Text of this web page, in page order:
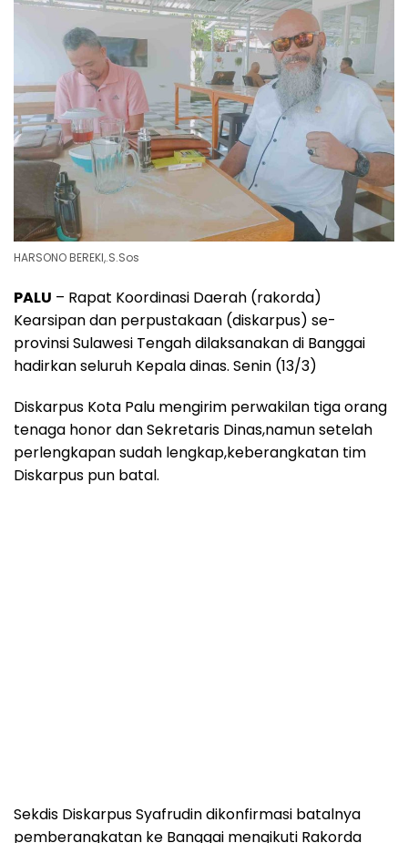
HARSONO BEREKI,.S.Sos
PALU – Rapat Koordinasi Daerah (rakorda)
Kearsipan dan perpustakaan (diskarpus) se-
provinsi Sulawesi Tengah dilaksanakan di Banggai
hadirkan seluruh Kepala dinas. Senin (13/3)
Diskarpus Kota Palu mengirim perwakilan tiga orang
tenaga honor dan Sekretaris Dinas,namun setelah
perlengkapan sudah lengkap,keberangkatan tim
Diskarpus pun batal.
Sekdis Diskarpus Syafrudin dikonfirmasi batalnya
pemberangkatan ke Banggai mengikuti Rakorda